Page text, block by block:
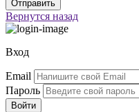
Вернутся назад
Вход
Email
Пароль